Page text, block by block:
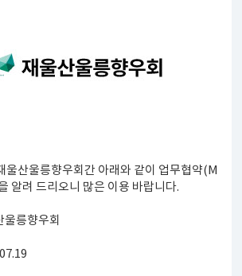
울산울릉향우회간 아래와 같이 업무협약(M
알려 드리오니 많은 이용 바랍니다.
울릉향우회